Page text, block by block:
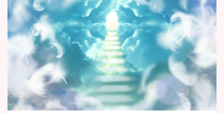
Seriály
Horoskopy
Sledujte prima+
Filmový festival Karlovy Vary